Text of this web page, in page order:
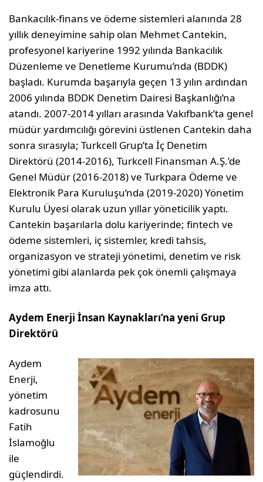
Bankacılık-finans ve ödeme sistemleri alanında 28
yıllık deneyimine sahip olan Mehmet Cantekin,
profesyonel kariyerine 1992 yılında Bankacılık
Düzenleme ve Denetleme Kurumu’nda (BDDK)
başladı. Kurumda başarıyla geçen 13 yılın ardından
2006 yılında BDDK Denetim Dairesi Başkanlığı’na
atandı. 2007-2014 yılları arasında Vakıfbank’ta genel
müdür yardımcılığı görevini üstlenen Cantekin daha
sonra sırasıyla; Turkcell Grup’ta İç Denetim
Direktörü (2014-2016), Turkcell Finansman A.Ş.’de
Genel Müdür (2016-2018) ve Turkpara Ödeme ve
Elektronik Para Kuruluşu’nda (2019-2020) Yönetim
Kurulu Üyesi olarak uzun yıllar yöneticilik yaptı.
Cantekin başarılarla dolu kariyerinde; fintech ve
ödeme sistemleri, iç sistemler, kredi tahsis,
organizasyon ve strateji yönetimi, denetim ve risk
yönetimi gibi alanlarda pek çok önemli çalışmaya
imza attı.
Aydem Enerji İnsan Kaynakları’na yeni Grup
Direktörü
Aydem
Enerji,
yönetim
kadrosunu
Fatih
İslamoğlu
ile
güçlendirdi.